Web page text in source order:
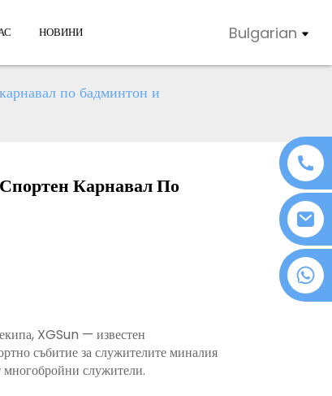
НОВИНИ Bulgarian
по бадминтон и
Карнавал По
XGSun — известен
събитие за служителите миналия
многобройни служители.